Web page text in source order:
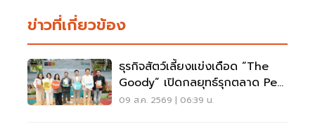
ข่าวที่เกี่ยวข้อง
ธุรกิจสัตว์เลี้ยงแข่งเดือด “The
Goody” เปิดกลยุทธ์รุกตลาด Pet
Humanization
09 ส.ค. 2569 | 06:39 น.